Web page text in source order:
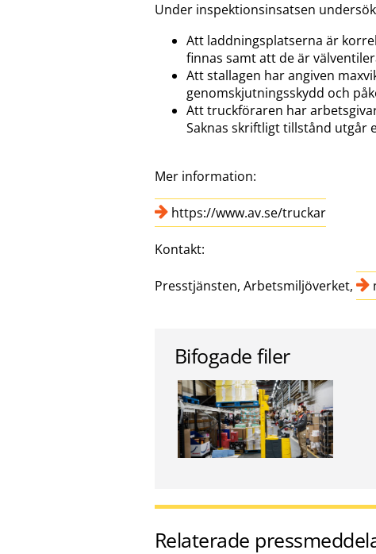
Under inspektionsinsatsen
Att laddningsplatserna är
finnas samt att de är
Att stallagen har angiven
genomskjutningsskydd och
Att truckföraren har
Saknas skriftligt tillstånd utgår
Mer information:
https://www.av.se/truckar
Kontakt:
Presstjänsten, Arbetsmiljöverket,
Bifogade filer
Relaterade